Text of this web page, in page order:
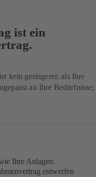
ist ein
kein geringerer, als Ihre
an Ihre Bedürfnisse;
Ihre Anlagen.
entwerfen